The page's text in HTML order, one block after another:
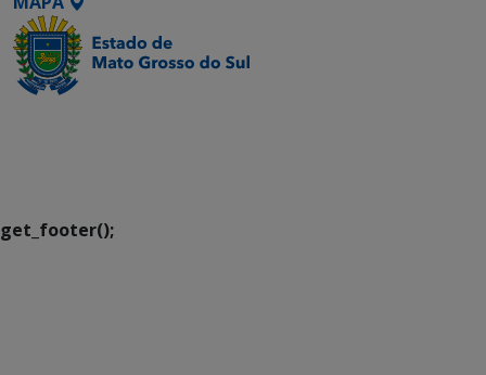
get_footer();